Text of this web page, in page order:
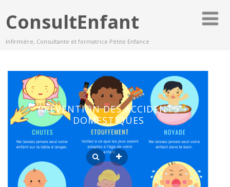
ConsultEnfant
Infirmière, Consultante et formatrice Petite Enfance
PRÉVENTION DES ACCIDENTS
DOMESTIQUES